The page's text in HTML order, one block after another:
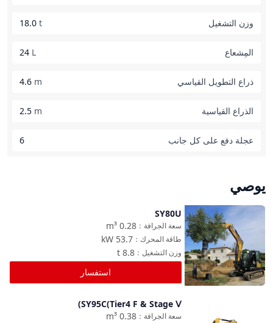
وزن التشغيل 18.0 t
المِشعاع 24 L
ذراع التطويل القياسي 4.6 m
الذراع القياسية 2.5 m
عجلة دفع على كل جانب 6
يوصي
مقارنة
SY80U
0.28
m³ سعة الجرافة ：
53.7
kW طاقة المحرك ：
8.8
t وزن التشغيل ：
استفسار
SY95C(Tier4 F & Stage Ⅴ)
0.38
m³ سعة الجرافة ：